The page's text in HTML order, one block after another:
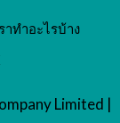
าทำอะไรบ้าง
Limited |